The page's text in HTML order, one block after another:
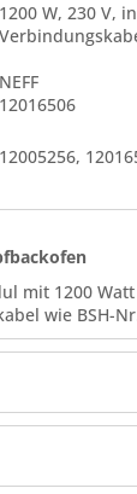
1200 W, 230 V,
NEFF
12016506
12005256,
mit 1200
wie BSH-